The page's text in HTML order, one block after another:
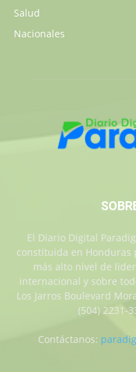
Salud
Nacionales
El Diario Digital
constituida en Honduras
más alto nivel de
internacional y sobre
Los Jarros Boulevard
(504) 2231-
Contáctanos: